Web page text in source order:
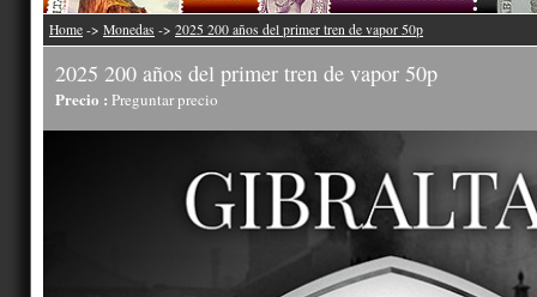
Home -> Monedas -> 2025 200 años del primer tren de vapor 50p
2025 200 años del primer tren de vapor 50p
Precio : Preguntar precio